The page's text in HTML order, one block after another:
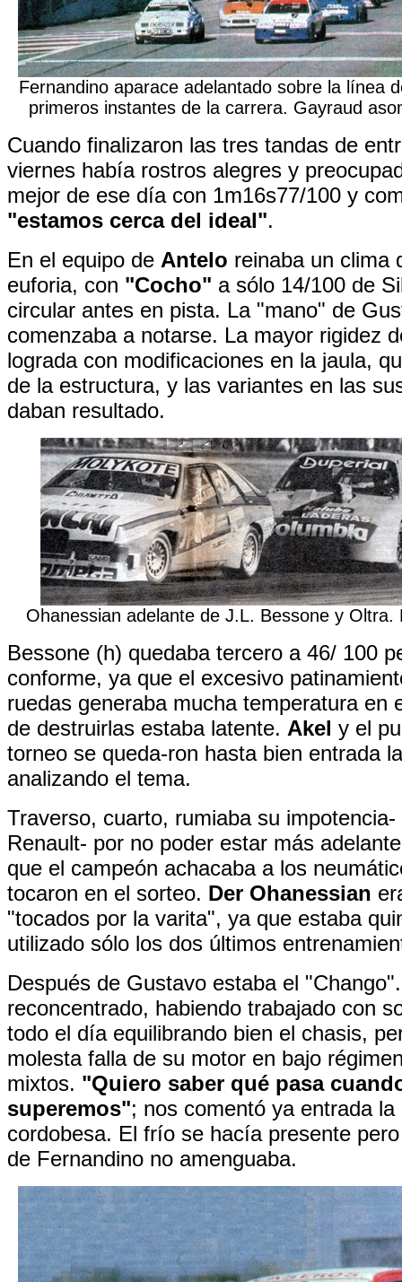
Fernandino aparace adelantado sobre la línea
primeros instantes de la carrera. Gayraud
Cuando finalizaron las tres tandas de
viernes había rostros alegres y
mejor de ese día con 1m16s77/100 y
"estamos cerca del ideal".
En el equipo de Antelo reinaba un clima
euforia, con "Cocho" a sólo 14/100 de
circular antes en pista. La "mano" de
comenzaba a notarse. La mayor rigidez
lograda con modificaciones en la jaula,
de la estructura, y las variantes en las
daban resultado.
Ohanessian adelante de J.L. Bessone y Oltra.
Bessone (h) quedaba tercero a 46/ 100
conforme, ya que el excesivo
ruedas generaba mucha temperatura en
de destruirlas estaba latente. Akel y el
torneo se queda-ron hasta bien entrada
analizando el tema.
Traverso, cuarto, rumiaba su
Renault- por no poder estar más
que el campeón achacaba a los
tocaron en el sorteo. Der Ohanessian
"tocados por la varita", ya que estaba
utilizado sólo los dos últimos
Después de Gustavo estaba el
reconcentrado, habiendo trabajado con
todo el día equilibrando bien el chasis,
molesta falla de su motor en bajo
mixtos. "Quiero saber qué pasa
superemos"; nos comentó ya entrada la
cordobesa. El frío se hacía presente
de Fernandino no amenguaba.